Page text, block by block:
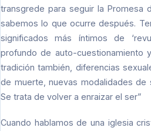
transgrede para seguir la Promesa
sabemos lo que ocurre después.
significados más íntimos de
profundo de auto-cuestionamiento
tradición también, diferencias
de muerte, nuevas modalidades de
Se trata de volver a enraizar el ser”
Cuando hablamos de una iglesia